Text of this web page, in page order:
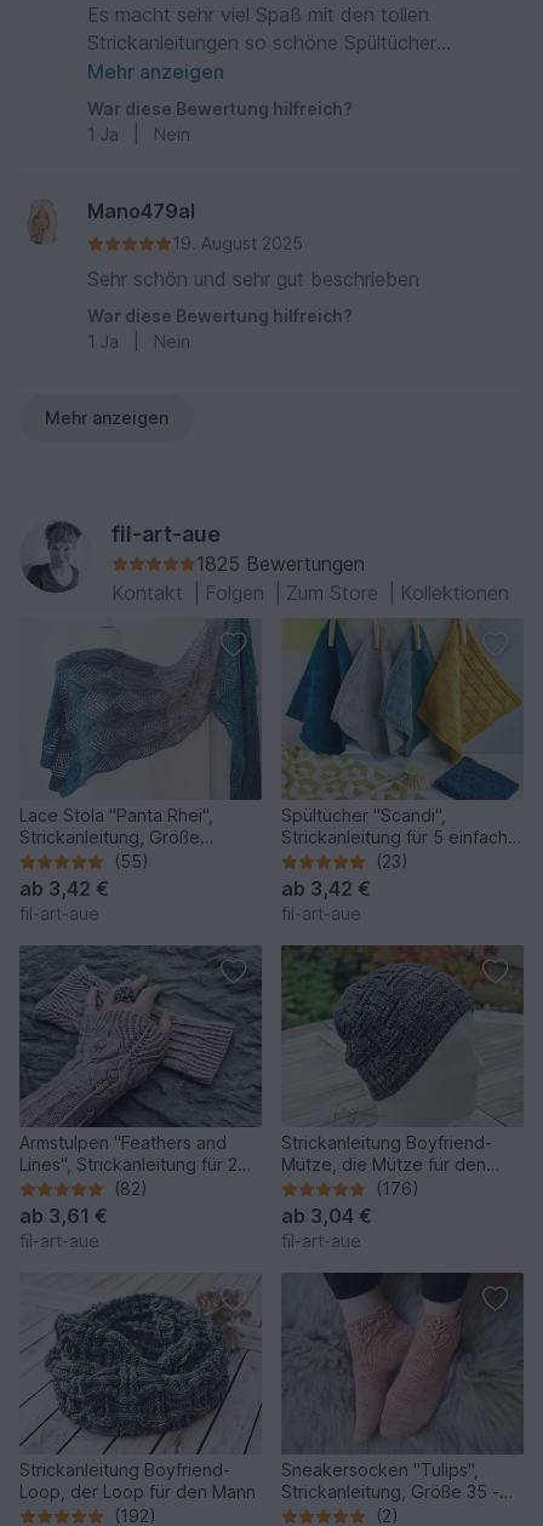
Es macht sehr viel Spaß mit den tollen
Strickanleitungen so schöne Spültücher
herzustellen. Ich verschenke sie sehr gerne.
Mehr anzeigen
War diese Bewertung hilfreich?
1 Ja Nein
Mano479al
19. August 2025
Sehr schön und sehr gut beschrieben
War diese Bewertung hilfreich?
1 Ja Nein
Mehr anzeigen
fil-art-aue
1825 Bewertungen
Kontakt
Folgen Zum Store Kollektionen
Lace Stola "Panta Rhei",
Strickanleitung, Größe
individualisierbar
(55)
ab 3,42 €
fil-art-aue
Spültücher "Scandi",
Strickanleitung für 5 einfache
Muster
(23)
ab 3,42 €
fil-art-aue
Armstulpen "Feathers and
Lines", Strickanleitung für 2
Größen
(82)
ab 3,61 €
fil-art-aue
Strickanleitung Boyfriend-
Mütze, die Mütze für den
Mann, Einheitsgrösse
(176)
ab 3,04 €
fil-art-aue
Strickanleitung Boyfriend-
Loop, der Loop für den Mann
(192)
Sneakersocken "Tulips",
Strickanleitung, Größe 35 -
42
(2)